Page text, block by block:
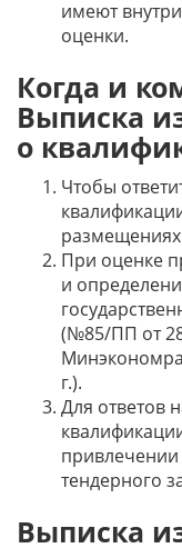
имеют
оценки.
Когда и
Выписка
о
Чтобы
размещениях
При оценке
и
(№85/ПП от
г.).
Для ответов
тендерного
Выписка